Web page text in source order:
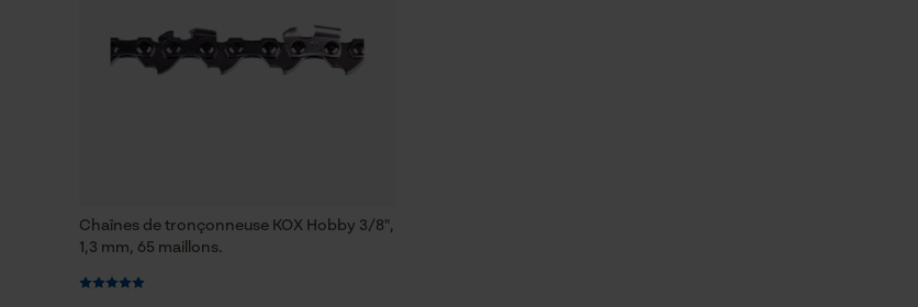
Chaînes de tronçonneuse KOX Hobby 3/8",
1,3 mm, 65 maillons.